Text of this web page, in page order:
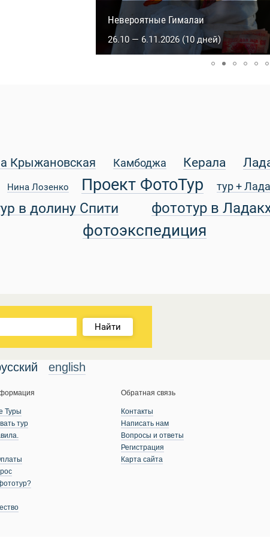
Сакральный Тибет
5.10 — 14.10.2026 (9 дней)
Невероятные Гималаи
26.10 — 6.11.2026 (10 дней)
Крыжановская Камбоджа Керала
Нина Лозенко Проект ФотоТур тур +
в долину Спити фототур в
фотоэкспедиция
Найти
english
Туры
тур
Обратная связь
Контакты
Написать нам
Вопросы и ответы
Регистрация
Карта сайта